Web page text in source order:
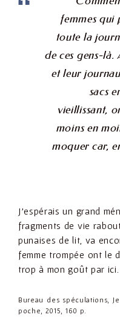
femmes qui
toute la
de ces gens-là.
et leur
sacs
vieillissant,
moins en
moquer car,
J’espérais un grand
fragments de vie
punaises de lit, va
femme trompée ont le
trop à mon goût par ici.
Bureau des spéculations,
poche, 2015, 160 p.